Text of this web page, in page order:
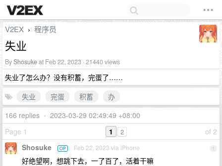
V2EX › 程序员
失业
ByShosukeat Feb 22, 2023 · 21440 views
失业了怎么办？没有积蓄，完蛋了……
失业
完蛋 积蓄
办
166 replies • 2023-03-29 02:49:49 +08:00
Page 1
of 2
1 2
1
Shosuke OP Feb 22, 2023 via iPhone
好绝望啊，想跳下去，一了百了，活着干嘛